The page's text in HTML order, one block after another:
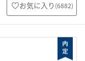
お気に入り (6882)